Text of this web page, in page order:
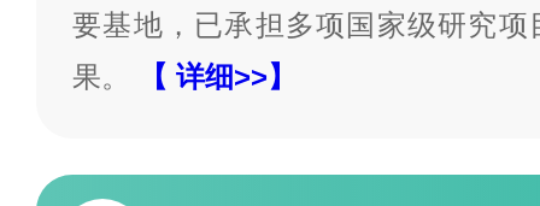
要基地，已承担多项国家级研究
果。
【 详细>>】